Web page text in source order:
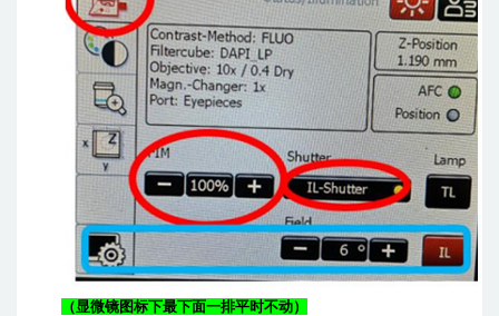
（显微镜图标下最下面一排平时不动）